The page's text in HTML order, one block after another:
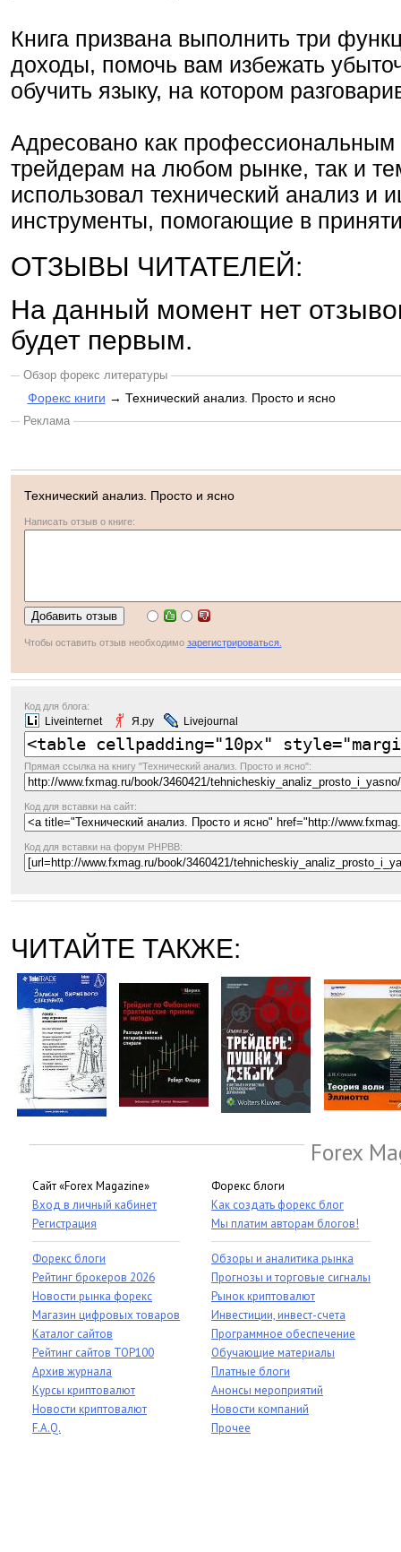
Книга призвана выполнить три
доходы, помочь вам избежать
обучить языку, на котором
Адресовано как профессиональным
трейдерам на любом рынке, так и
использовал технический анализ и
инструменты, помогающие в
ОТЗЫВЫ ЧИТАТЕЛЕЙ:
На данный момент нет
будет первым.
Обзор форекс литературы
Форекс книги → Технический анализ. Просто и ясно
Реклама
Технический анализ. Просто и ясно
Написать отзыв о книге:
Чтобы оставить отзыв необходимо зарегистрироваться.
Код для блога:
Liveinternet Я.ру Livejournal
Прямая ссылкана книгу "Технический анализ. Просто и ясно":
Код для вставки на сайт:
Код для вставки на форум PHPBB:
ЧИТАЙТЕ ТАКЖЕ:
Forex
Сайт «Forex Magazine»
Вход в личный кабинет
Регистрация
Форекс блоги
Рейтинг брокеров 2026
Новости рынка форекс
Магазин цифровых товаров
Каталог сайтов
Рейтинг сайтов TOP100
Архив журнала
Курсы криптовалют
Новости криптовалют
F.A.Q.
Форекс блоги
Как создать форекс блог
Мы платим авторам блогов!
Обзоры и аналитика рынка
Прогнозы и торговые сигналы
Рынок криптовалют
Инвестиции, инвест-счета
Программное обеспечение
Обучающие материалы
Платные блоги
Анонсы мероприятий
Новости компаний
Прочее